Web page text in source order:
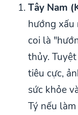
Tây Nam
hướng xấu
coi là
thủy.
tiêu cực,
sức khỏe
Tý nếu